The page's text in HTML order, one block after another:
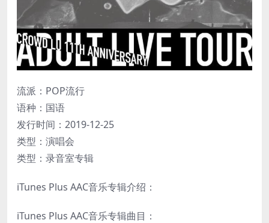
流派：POP流行
语种：国语
发行时间：2019-12-25
类型：演唱会
类型：录音室专辑
iTunes Plus AAC音乐专辑介绍：
iTunes Plus AAC音乐专辑曲目：